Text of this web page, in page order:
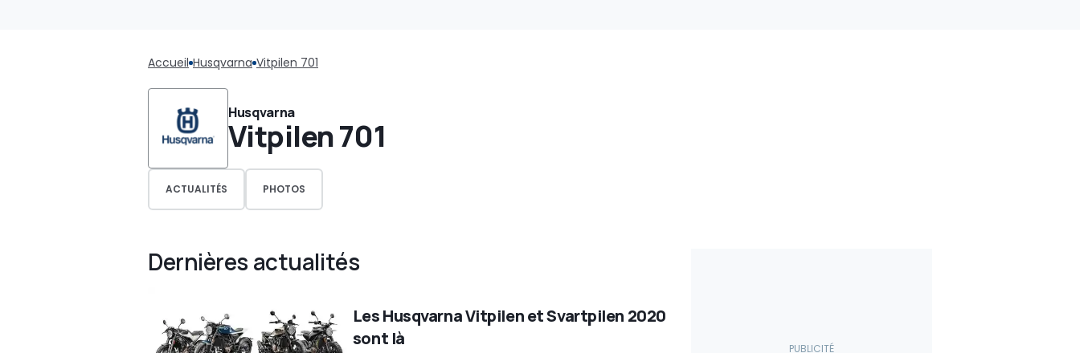
Accueil Husqvarna Vitpilen 701
Husqvarna
Vitpilen 701
ACTUALITÉS PHOTOS
Dernières actualités
Les Husqvarna Vitpilen et Svartpilen 2020
sont là